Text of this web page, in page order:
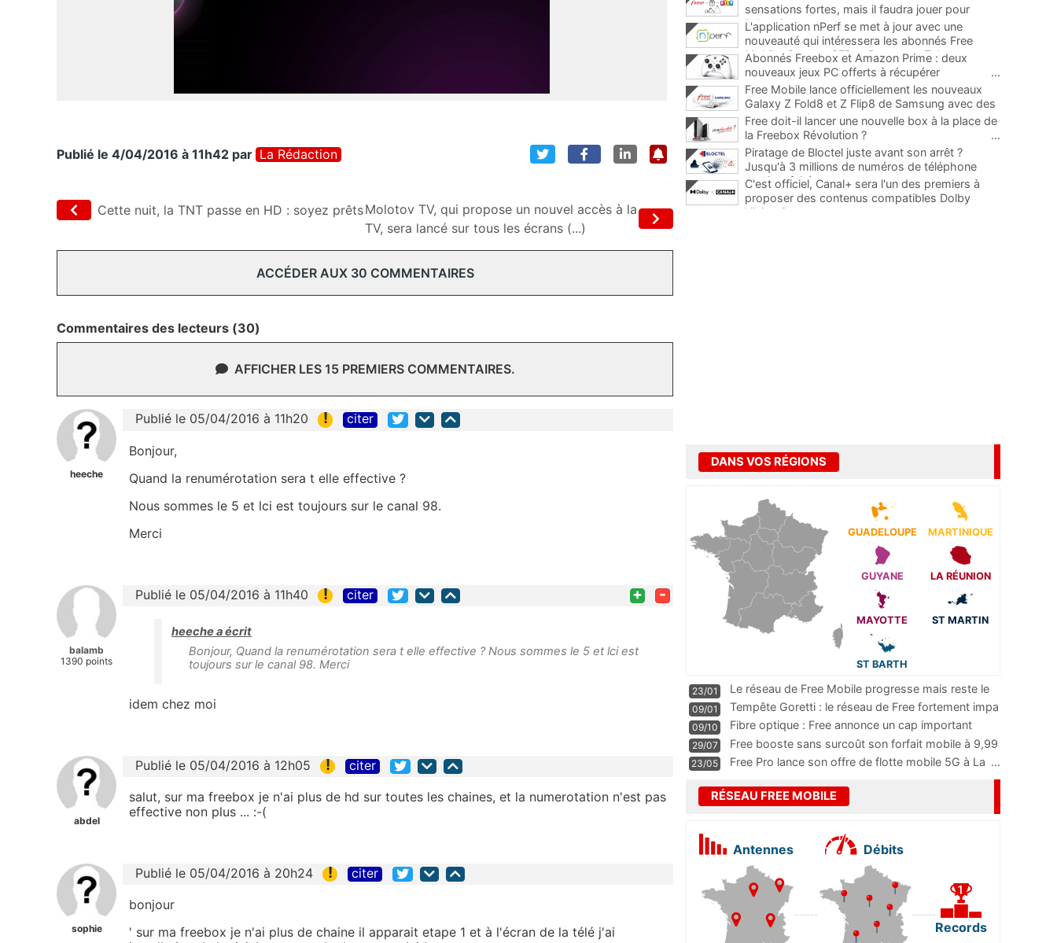
Publié le 4/04/2016 à 11h42 par La Rédaction
Cette nuit, la TNT passe en HD : soyez prêtsMolotov TV, qui propose un nouvel accès à la
TV, sera lancé sur tous les écrans (...)
ACCÉDER AUX 30 COMMENTAIRES
Commentaires des lecteurs (30)
AFFICHER LES 15 PREMIERS COMMENTAIRES.
heeche
Publié le 05/04/2016 à 11h20 ! citer
Bonjour,
Quand la renumérotation sera t elle effective ?
Nous sommes le 5 et lci est toujours sur le canal 98.
Merci
balamb
1390 points
Publié le 05/04/2016 à 11h40 ! citer + -
heeche a écrit
Bonjour, Quand la renumérotation sera t elle effective ? Nous sommes le 5 et lci est
toujours sur le canal 98. Merci
idem chez moi
abdel
Publié le 05/04/2016 à 12h05 ! citer
salut, sur ma freebox je n'ai plus de hd sur toutes les chaines, et la numerotation n'est pas
effective non plus ... :-(
sophie
Publié le 05/04/2016 à 20h24 ! citer
bonjour
' sur ma freebox je n'ai plus de chaine il apparait etape 1 et à l'écran de la télé j'ai
sensations fortes, mais il faudra jouer pour
l'obtenir
L'application nPerf se met à jour avec une
nouveauté qui intéressera les abonnés Free
Mobile, Orange, SFR et Bouygues Telecom
Abonnés Freebox et Amazon Prime : deux
nouveaux jeux PC offerts à récupérer
...
Free Mobile lance officiellement les nouveaux
Galaxy Z Fold8 et Z Flip8 de Samsung avec des
promos et des cadeaux
...
Free doit-il lancer une nouvelle box à la place de
la Freebox Révolution ?
...
Piratage de Bloctel juste avant son arrêt ?
Jusqu'à 3 millions de numéros de téléphone
auraient fuité
C'est officiel, Canal+ sera l'un des premiers à
proposer des contenus compatibles Dolby
Vision 2
DANS VOS RÉGIONS
GUADELOUPE MARTINIQUE
GUYANE LA RÉUNION
MAYOTTE ST MARTIN
ST BARTH
23/01
Le réseau de Free Mobile progresse mais reste le
m
...
09/01
Tempête Goretti : le réseau de Free fortement impa
09/10
Fibre optique : Free annonce un cap important
pass
...
29/07
Free booste sans surcoût son forfait mobile à 9,99
23/05 Free Pro lance son offre de flotte mobile 5G à La ...
RÉSEAU FREE MOBILE
Antennes Débits
Records